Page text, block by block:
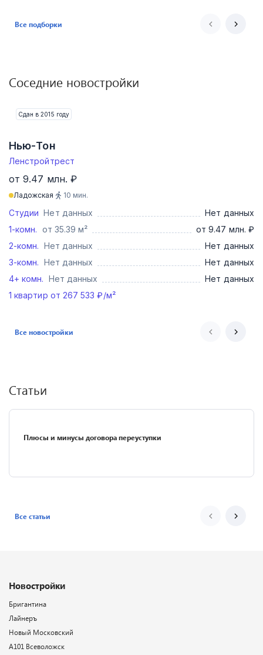
Все подборки
Соседние новостройки
Сдан в 2015 году
Нью-Тон
Ленстройтрест
от 9.47 млн. ₽
Ладожская 10 мин.
Студии Нет данных
Нет данных
1-комн. от 35.39 м²
от 9.47 млн. ₽
2-комн. Нет данных
Нет данных
3-комн. Нет данных
Нет данных
4+ комн. Нет данных
Нет данных
1 квартир от 267 533 ₽/м²
Все новостройки
Статьи
Плюсы и минусы договора переуступки
Все статьи
Новостройки
Бригантина
Лайнеръ
Новый Московский
А101 Всеволожск